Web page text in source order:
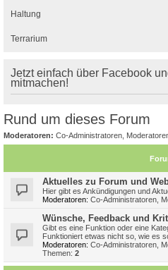
Haltung
Terrarium
Jetzt einfach über Facebook
mitmachen!
Rund um dieses Forum
Moderatoren: Co-Administratoren
Aktuelles zu Forum und
Hier gibt es Ankündigungen und
Moderatoren: Co-Administratoren
Wünsche, Feedback und
Gibt es eine Funktion oder eine
Funktioniert etwas nicht so, wie es
Moderatoren: Co-Administratoren
Themen: 2